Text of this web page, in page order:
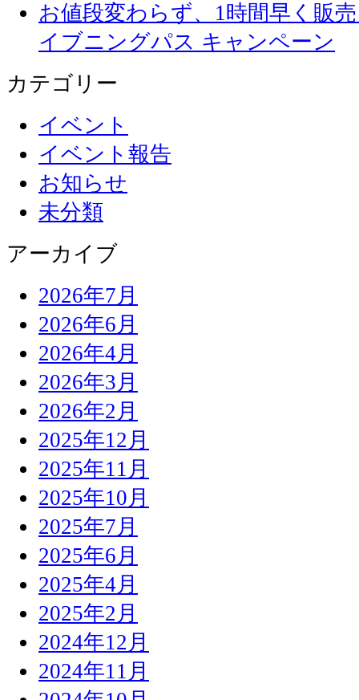
お値段変わらず、1
イブニングパス キャンペーン
カテゴリー
イベント
イベント報告
お知らせ
未分類
アーカイブ
2026年7月
2026年6月
2026年4月
2026年3月
2026年2月
2025年12月
2025年11月
2025年10月
2025年7月
2025年6月
2025年4月
2025年2月
2024年12月
2024年11月